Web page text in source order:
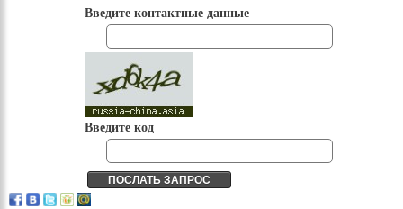
Введите контактные данные
Введите код